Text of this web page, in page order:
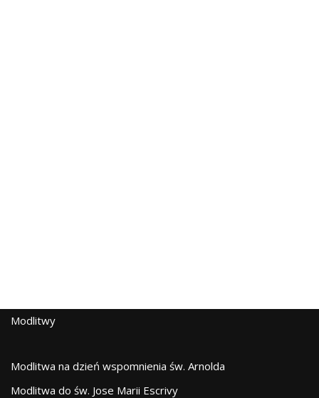
Modlitwy
Modlitwa na dzień wspomnienia św. Arnolda
Modlitwa do św. Jose Marii Escrivy